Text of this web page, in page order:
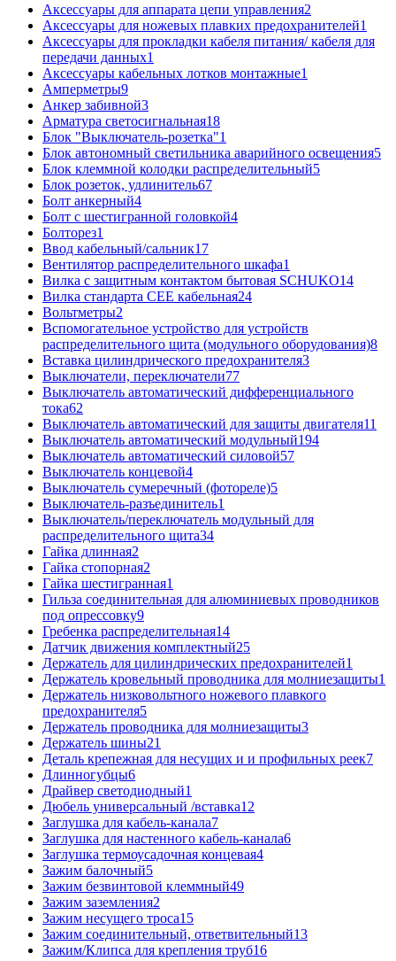
Аксессуары для аппарата цепи управления2
Аксессуары для ножевых плавких предохранителей1
Аксессуары для прокладки кабеля питания/ кабеля для
передачи данных1
Аксессуары кабельных лотков монтажные1
Амперметры9
Анкер забивной3
Арматура светосигнальная18
Блок "Выключатель-розетка"1
Блок автономный светильника аварийного освещения5
Блок клеммной колодки распределительный5
Блок розеток, удлинитель67
Болт анкерный4
Болт с шестигранной головкой4
Болторез1
Ввод кабельный/сальник17
Вентилятор распределительного шкафа1
Вилка с защитным контактом бытовая SCHUKO14
Вилка стандарта CEE кабельная24
Вольтметры2
Вспомогательное устройство для устройств
распределительного щита (модульного оборудования)8
Вставка цилиндрического предохранителя3
Выключатели, переключатели77
Выключатель автоматический дифференциального
тока62
Выключатель автоматический для защиты двигателя11
Выключатель автоматический модульный194
Выключатель автоматический силовой57
Выключатель концевой4
Выключатель сумеречный (фотореле)5
Выключатель-разъединитель1
Выключатель/переключатель модульный для
распределительного щита34
Гайка длинная2
Гайка стопорная2
Гайка шестигранная1
Гильза соединительная для алюминиевых проводников
под опрессовку9
Гребенка распределительная14
Датчик движения комплектный25
Держатель для цилиндрических предохранителей1
Держатель кровельный проводника для молниезащиты1
Держатель низковольтного ножевого плавкого
предохранителя5
Держатель проводника для молниезащиты3
Держатель шины21
Деталь крепежная для несущих и и профильных реек7
Длинногубцы6
Драйвер светодиодный1
Дюбель универсальный /вставка12
Заглушка для кабель-канала7
Заглушка для настенного кабель-канала6
Заглушка термоусадочная концевая4
Зажим балочный5
Зажим безвинтовой клеммный49
Зажим заземления2
Зажим несущего троса15
Зажим соединительный, ответвительный13
Зажим/Клипса для крепления труб16